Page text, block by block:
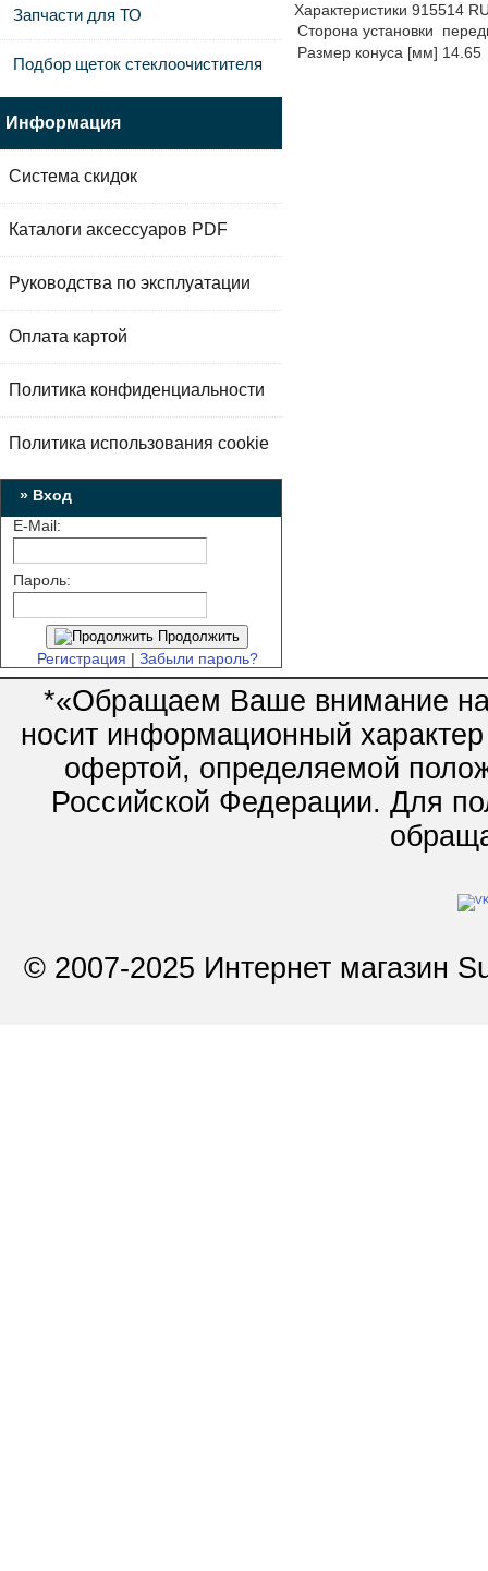
Характеристики 915514
Сторона установки
Размер конуса [мм] 14.65
Запчасти для ТО
Подбор щеток стеклоочистителя
Информация
Система скидок
Каталоги аксессуаров PDF
Руководства по эксплуатации
Оплата картой
Политика конфиденциальности
Политика использования cookie
» Вход
E-Mail:
Пароль:
Продолжить
Регистрация | Забыли пароль?
*«Обращаем Ваше внимание на
носит информационный
офертой, определяемой
Российской Федерации. Для
© 2007-2025 Интернет магазин